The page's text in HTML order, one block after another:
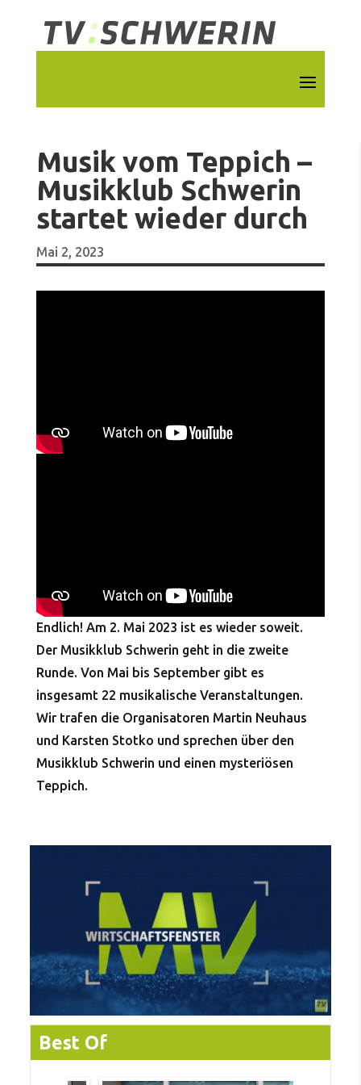
Musik vom Teppich –
Musikklub Schwerin
startet wieder durch
Mai 2, 2023
Endlich! Am 2. Mai 2023 ist es wieder soweit.
Der Musikklub Schwerin geht in die zweite
Runde. Von Mai bis September gibt es
insgesamt 22 musikalische Veranstaltungen.
Wir trafen die Organisatoren Martin Neuhaus
und Karsten Stotko und sprechen über den
Musikklub Schwerin und einen mysteriösen
Teppich.
Best Of